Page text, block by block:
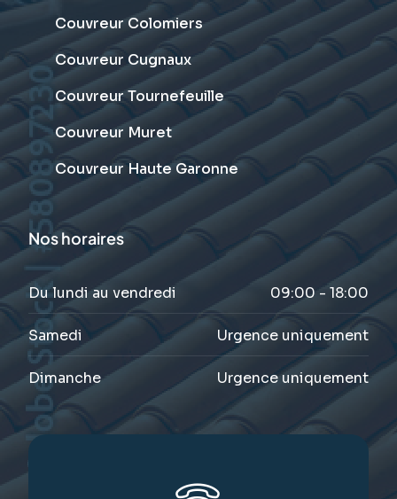
Couvreur Colomiers
Couvreur Cugnaux
Couvreur Tournefeuille
Couvreur Muret
Couvreur Haute Garonne
Nos horaires
Du lundi au vendredi 09:00 - 18:00
Samedi Urgence uniquement
Dimanche Urgence uniquement